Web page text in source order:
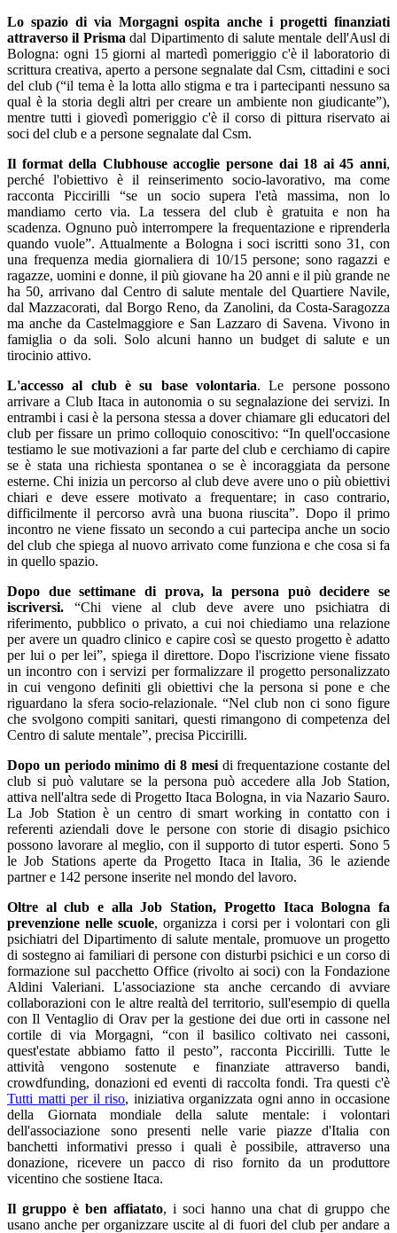
Lo spazio di via Morgagni ospita anche i progetti finanziati
attraverso il Prisma dal Dipartimento di salute mentale dell'Ausl di
Bologna: ogni 15 giorni al martedì pomeriggio c'è il laboratorio di
scrittura creativa, aperto a persone segnalate dal Csm, cittadini e soci
del club (“il tema è la lotta allo stigma e tra i partecipanti nessuno sa
qual è la storia degli altri per creare un ambiente non giudicante”),
mentre tutti i giovedì pomeriggio c'è il corso di pittura riservato ai
soci del club e a persone segnalate dal Csm.
Il format della Clubhouse accoglie persone dai 18 ai 45 anni,
perché l'obiettivo è il reinserimento socio-lavorativo, ma come
racconta Piccirilli “se un socio supera l'età massima, non lo
mandiamo certo via. La tessera del club è gratuita e non ha
scadenza. Ognuno può interrompere la frequentazione e riprenderla
quando vuole”. Attualmente a Bologna i soci iscritti sono 31, con
una frequenza media giornaliera di 10/15 persone; sono ragazzi e
ragazze, uomini e donne, il più giovane ha 20 anni e il più grande ne
ha 50, arrivano dal Centro di salute mentale del Quartiere Navile,
dal Mazzacorati, dal Borgo Reno, da Zanolini, da Costa-Saragozza
ma anche da Castelmaggiore e San Lazzaro di Savena. Vivono in
famiglia o da soli. Solo alcuni hanno un budget di salute e un
tirocinio attivo.
L'accesso al club è su base volontaria. Le persone possono
arrivare a Club Itaca in autonomia o su segnalazione dei servizi. In
entrambi i casi è la persona stessa a dover chiamare gli educatori del
club per fissare un primo colloquio conoscitivo: “In quell'occasione
testiamo le sue motivazioni a far parte del club e cerchiamo di capire
se è stata una richiesta spontanea o se è incoraggiata da persone
esterne. Chi inizia un percorso al club deve avere uno o più obiettivi
chiari e deve essere motivato a frequentare; in caso contrario,
difficilmente il percorso avrà una buona riuscita”. Dopo il primo
incontro ne viene fissato un secondo a cui partecipa anche un socio
del club che spiega al nuovo arrivato come funziona e che cosa si fa
in quello spazio.
Dopo due settimane di prova, la persona può decidere se
iscriversi. “Chi viene al club deve avere uno psichiatra di
riferimento, pubblico o privato, a cui noi chiediamo una relazione
per avere un quadro clinico e capire così se questo progetto è adatto
per lui o per lei”, spiega il direttore. Dopo l'iscrizione viene fissato
un incontro con i servizi per formalizzare il progetto personalizzato
in cui vengono definiti gli obiettivi che la persona si pone e che
riguardano la sfera socio-relazionale. “Nel club non ci sono figure
che svolgono compiti sanitari, questi rimangono di competenza del
Centro di salute mentale”, precisa Piccirilli.
Dopo un periodo minimo di 8 mesidi frequentazione costante del
club si può valutare se la persona può accedere alla Job Station,
attiva nell'altra sede di Progetto Itaca Bologna, in via Nazario Sauro.
La Job Station è un centro di smart working in contatto con i
referenti aziendali dove le persone con storie di disagio psichico
possono lavorare al meglio, con il supporto di tutor esperti. Sono 5
le Job Stations aperte da Progetto Itaca in Italia, 36 le aziende
partner e 142 persone inserite nel mondo del lavoro.
Oltre al club e alla Job Station, Progetto Itaca Bologna fa
prevenzione nelle scuole, organizza i corsi per i volontari con gli
psichiatri del Dipartimento di salute mentale, promuove un progetto
di sostegno ai familiari di persone con disturbi psichici e un corso di
formazione sul pacchetto Office (rivolto ai soci) con la Fondazione
Aldini Valeriani. L'associazione sta anche cercando di avviare
collaborazioni con le altre realtà del territorio, sull'esempio di quella
con Il Ventaglio di Orav per la gestione dei due orti in cassone nel
cortile di via Morgagni, “con il basilico coltivato nei cassoni,
quest'estate abbiamo fatto il pesto”, racconta Piccirilli. Tutte le
attività vengono sostenute e finanziate attraverso bandi,
crowdfunding, donazioni ed eventi di raccolta fondi. Tra questi c'è
Tutti matti per il riso, iniziativa organizzata ogni anno in occasione
della Giornata mondiale della salute mentale: i volontari
dell'associazione sono presenti nelle varie piazze d'Italia con
banchetti informativi presso i quali è possibile, attraverso una
donazione, ricevere un pacco di riso fornito da un produttore
vicentino che sostiene Itaca.
Il gruppo è ben affiatato, i soci hanno una chat di gruppo che
usano anche per organizzare uscite al di fuori del club per andare a